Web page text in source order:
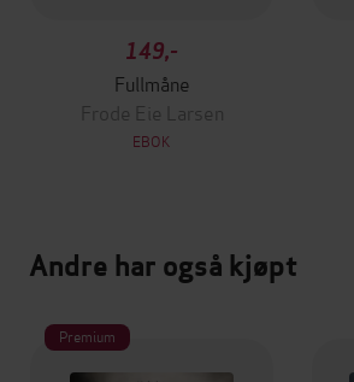
149,-
Fullmåne
Frode Eie Larsen
EBOK
Andre har også kjøpt
Premium